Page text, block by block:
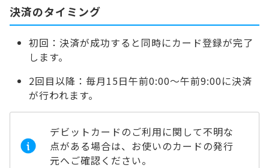
決済のタイミング
初回：決済が成功すると同時にカード登録が完了
します。
2回目以降：毎月15日午前0:00～午前9:00に決済
が行われます。
デビットカードのご利用に関して不明な
点がある場合は、お使いのカードの発行
元へご確認ください。